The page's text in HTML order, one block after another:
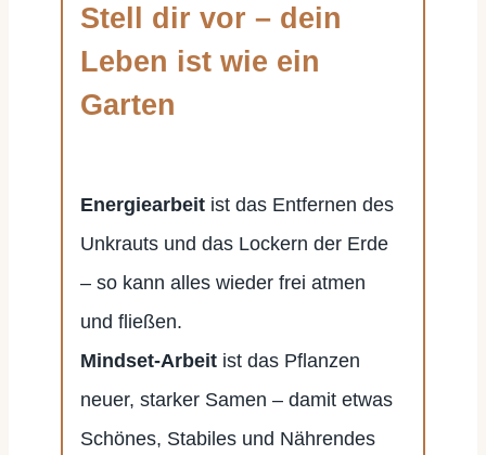
Stell dir vor – dein
Leben ist wie ein
Garten
Energiearbeit ist das Entfernen des
Unkrauts und das Lockern der Erde
– so kann alles wieder frei atmen
und fließen.
Mindset-Arbeit ist das Pflanzen
neuer, starker Samen – damit etwas
Schönes, Stabiles und Nährendes